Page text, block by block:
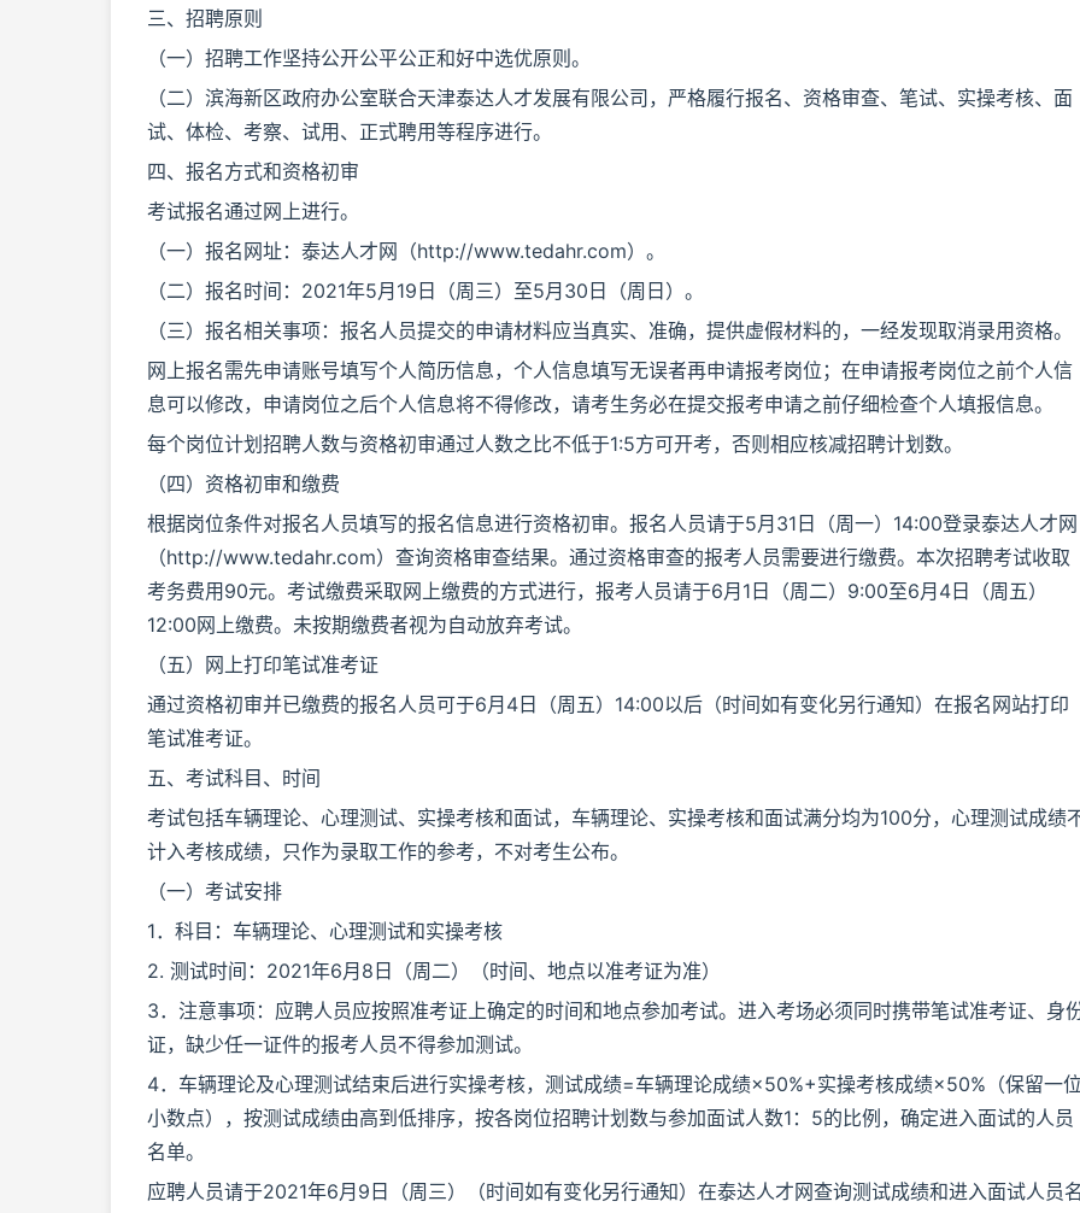
三、招聘原则
（一）招聘工作坚持公开公平公正和好中选优原则。
（二）滨海新区政府办公室联合天津泰达人才发展有限公司，严格履行报名、资格审查、笔试、实操考核、面
试、体检、考察、试用、正式聘用等程序进行。
四、报名方式和资格初审
考试报名通过网上进行。
（一）报名网址：泰达人才网（http://www.tedahr.com）。
（二）报名时间：2021年5月19日（周三）至5月30日（周日）。
（三）报名相关事项：报名人员提交的申请材料应当真实、准确，提供虚假材料的，一经发现取消录用资格。
网上报名需先申请账号填写个人简历信息，个人信息填写无误者再申请报考岗位；在申请报考岗位之前个人信
息可以修改，申请岗位之后个人信息将不得修改，请考生务必在提交报考申请之前仔细检查个人填报信息。
每个岗位计划招聘人数与资格初审通过人数之比不低于1:5方可开考，否则相应核减招聘计划数。
（四）资格初审和缴费
根据岗位条件对报名人员填写的报名信息进行资格初审。报名人员请于5月31日（周一）14:00登录泰达人才网
（http://www.tedahr.com）查询资格审查结果。通过资格审查的报考人员需要进行缴费。本次招聘考试收取
考务费用90元。考试缴费采取网上缴费的方式进行，报考人员请于6月1日（周二）9:00至6月4日（周五）
12:00网上缴费。未按期缴费者视为自动放弃考试。
（五）网上打印笔试准考证
通过资格初审并已缴费的报名人员可于6月4日（周五）14:00以后（时间如有变化另行通知）在报名网站打印
笔试准考证。
五、考试科目、时间
考试包括车辆理论、心理测试、实操考核和面试，车辆理论、实操考核和面试满分均为100分，心理测试成绩
计入考核成绩，只作为录取工作的参考，不对考生公布。
（一）考试安排
1．科目：车辆理论、心理测试和实操考核
2. 测试时间：2021年6月8日（周二）（时间、地点以准考证为准）
3．注意事项：应聘人员应按照准考证上确定的时间和地点参加考试。进入考场必须同时携带笔试准考证、身
证，缺少任一证件的报考人员不得参加测试。
4．车辆理论及心理测试结束后进行实操考核，测试成绩=车辆理论成绩×50%+实操考核成绩×50%（保留一位
小数点），按测试成绩由高到低排序，按各岗位招聘计划数与参加面试人数1：5的比例，确定进入面试的人员
名单。
应聘人员请于2021年6月9日（周三）（时间如有变化另行通知）在泰达人才网查询测试成绩和进入面试人员名